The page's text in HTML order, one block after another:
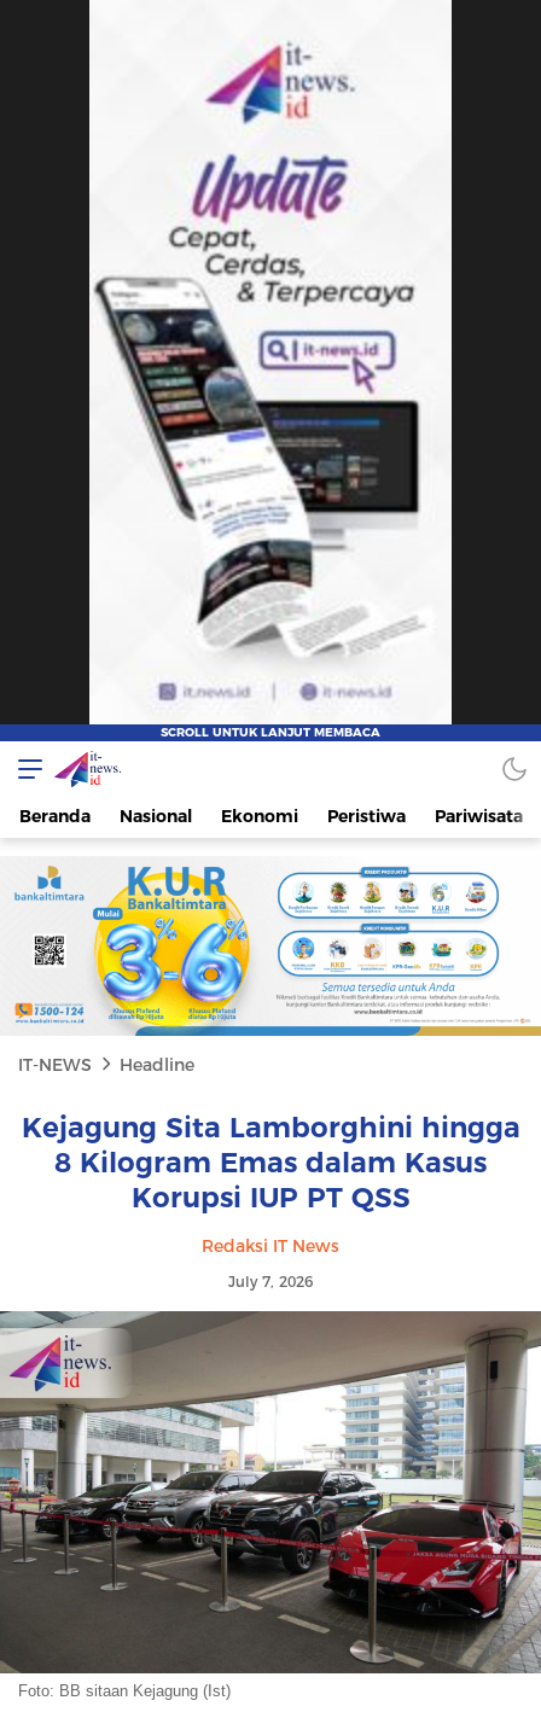
IT-NEWS
Update Cepat, Cerdas, dan Terpercaya
Beranda Nasional Ekonomi Peristiwa Pariwisata
IT-NEWS Headline
Kejagung Sita Lamborghini hingga
8 Kilogram Emas dalam Kasus
Korupsi IUP PT QSS
Redaksi IT News
July 7, 2026
Foto: BB sitaan Kejagung (Ist)